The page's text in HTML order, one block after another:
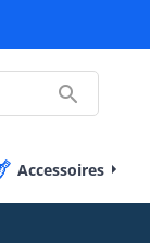

Accessoires